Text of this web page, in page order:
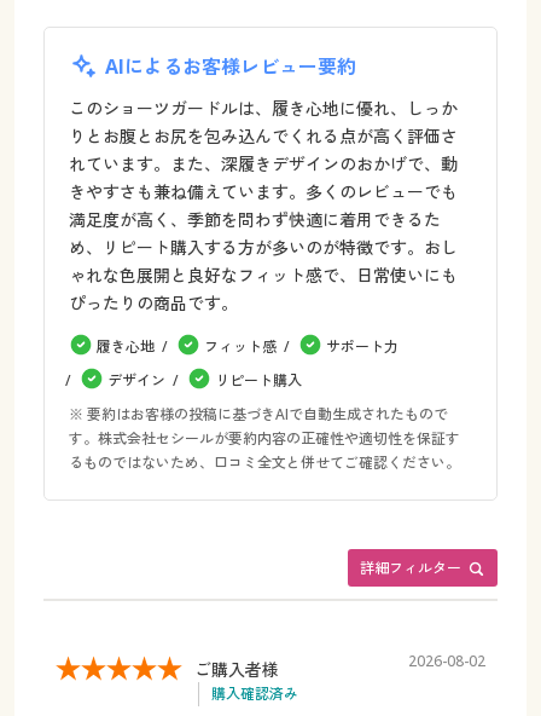
AIによるお客様レビュー要約
このショーツガードルは、履き心地に優れ、しっか
りとお腹とお尻を包み込んでくれる点が高く評価さ
れています。また、深履きデザインのおかげで、動
きやすさも兼ね備えています。多くのレビューでも
満足度が高く、季節を問わず快適に着用できるた
め、リピート購入する方が多いのが特徴です。おし
ゃれな色展開と良好なフィット感で、日常使いにも
ぴったりの商品です。
履き心地 フィット感
サポート力
デザイン
リピート購入
※ 要約はお客様の投稿に基づきAIで自動生成されたもので
す。株式会社セシールが要約内容の正確性や適切性を保証す
るものではないため、口コミ全文と併せてご確認ください。
詳細フィルター
ご購入者様
購入確認済み
2026-08-02